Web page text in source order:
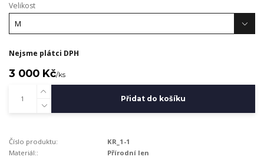
Velikost
Nejsme plátci DPH
3 000 Kč/ks
Přidat do košíku
Číslo produktu:
KR_1-1
Materiál::
Přírodní len